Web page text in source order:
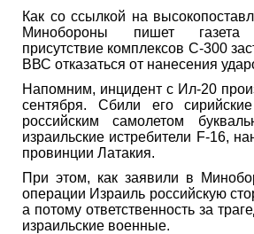
Как со ссылкой на
Минобороны пишет газета
присутствие комплексов С-300
ВВС отказаться от нанесения
Напомним, инцидент с Ил-20
сентября. Сбили его
российским самолетом
израильские истребители F-16,
провинции Латакия.
При этом, как заявили в
операции Израиль российскую
а потому ответственность за
израильские военные.